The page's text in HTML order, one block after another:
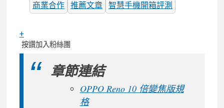
商業合作
推薦文章 智慧手機開箱評測
+
按讚加入粉絲團
章節連結
OPPO Reno 10 倍變焦版規
格